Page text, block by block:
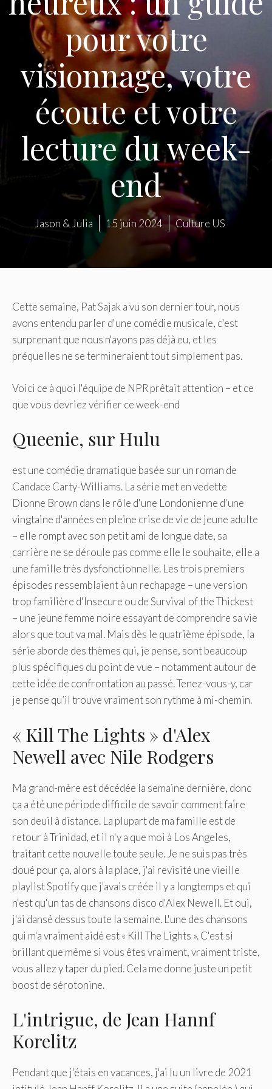
pour votre
visionnage, votre
écoute et votre
lecture du week-
end
Jason & Julia 15 juin 2024 Culture US
Cette semaine, Pat Sajak a vu son dernier tour, nous
avons entendu parler d'une comédie musicale, c'est
surprenant que nous n'ayons pas déjà eu, et les
préquelles ne se termineraient tout simplement pas.
Voici ce à quoi l'équipe de NPR prêtait attention – et ce
que vous devriez vérifier ce week-end
Queenie, sur Hulu
est une comédie dramatique basée sur un roman de
Candace Carty-Williams. La série met en vedette
Dionne Brown dans le rôle d'une Londonienne d'une
vingtaine d'années en pleine crise de vie de jeune adulte
– elle rompt avec son petit ami de longue date, sa
carrière ne se déroule pas comme elle le souhaite, elle a
une famille très dysfonctionnelle. Les trois premiers
épisodes ressemblaient à un rechapage – une version
trop familière d'Insecure ou de Survival of the Thickest
– une jeune femme noire essayant de comprendre sa vie
alors que tout va mal. Mais dès le quatrième épisode, la
série aborde des thèmes qui, je pense, sont beaucoup
plus spécifiques du point de vue – notamment autour de
cette idée de confrontation au passé. Tenez-vous-y, car
je pense qu’il trouve vraiment son rythme à mi-chemin.
« Kill The Lights » d'Alex
Newell avec Nile Rodgers
Ma grand-mère est décédée la semaine dernière, donc
ça a été une période difficile de savoir comment faire
son deuil à distance. La plupart de ma famille est de
retour à Trinidad, et il n'y a que moi à Los Angeles,
traitant cette nouvelle toute seule. Je ne suis pas très
doué pour ça, alors à la place, j'ai revisité une vieille
playlist Spotify que j'avais créée il y a longtemps et qui
n'est qu'un tas de chansons disco d'Alex Newell. Et oui,
j'ai dansé dessus toute la semaine. L'une des chansons
qui m'a vraiment aidé est « Kill The Lights ». C'est si
brillant que même si vous êtes vraiment, vraiment triste,
vous allez y taper du pied. Cela me donne juste un petit
boost de sérotonine.
L'intrigue, de Jean Hannf
Korelitz
Pendant que j'étais en vacances, j'ai lu un livre de 2021